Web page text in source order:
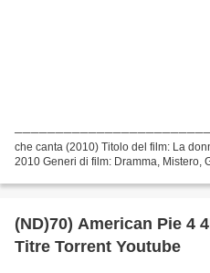
che canta (2010) Titolo del film: La
2010 Generi di film: Dramma, Mistero,
(ND)70) American Pie 4
Titre Torrent Youtube